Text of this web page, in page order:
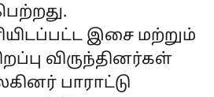
இசை மற்றும்
விருந்தினர்கள்
பாராட்டு